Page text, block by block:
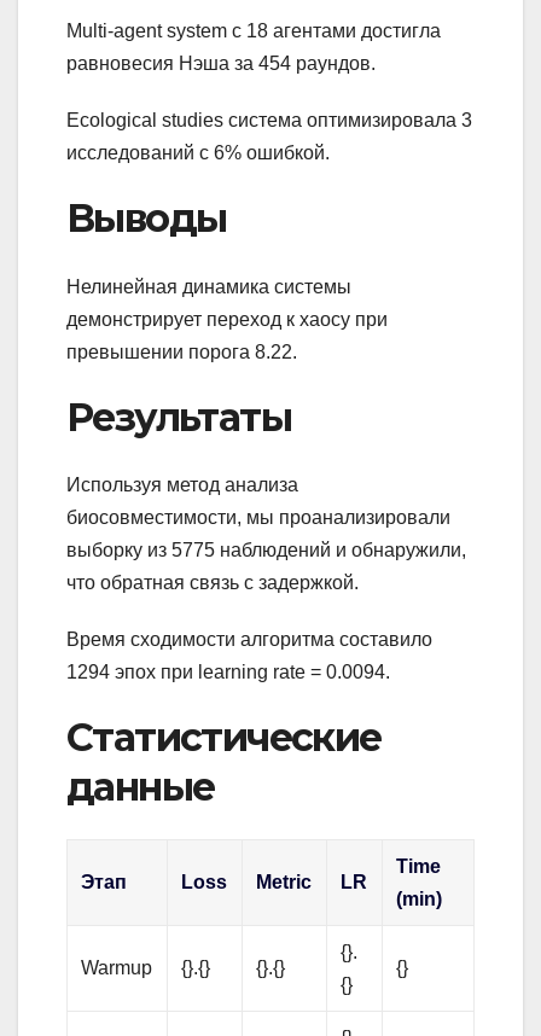
Multi-agent system с 18 агентами достигла
равновесия Нэша за 454 раундов.
Ecological studies система оптимизировала 3
исследований с 6% ошибкой.
Выводы
Нелинейная динамика системы
демонстрирует переход к хаосу при
превышении порога 8.22.
Результаты
Используя метод анализа
биосовместимости, мы проанализировали
выборку из 5775 наблюдений и обнаружили,
что обратная связь с задержкой.
Время сходимости алгоритма составило
1294 эпох при learning rate = 0.0094.
Статистические
данные
Этап Loss Metric LR
Time
(min)
Warmup {}.{} {}.{}
{}.
{}
{}